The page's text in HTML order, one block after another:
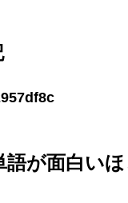
が面白いほ